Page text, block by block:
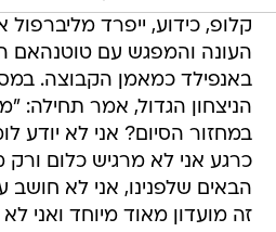
קלופ, כידוע, ייפרד
העונה והמפגש עם טוטנהאם
באנפילד כמאמן הקבוצה.
הניצחון הגדול, אמר תחילה:
במחזור הסיום? אני לא יודע
כרגע אני לא מרגיש כלום
הבאים שלפנינו, אני לא חושב
זה מועדון מאוד מיוחד ואני